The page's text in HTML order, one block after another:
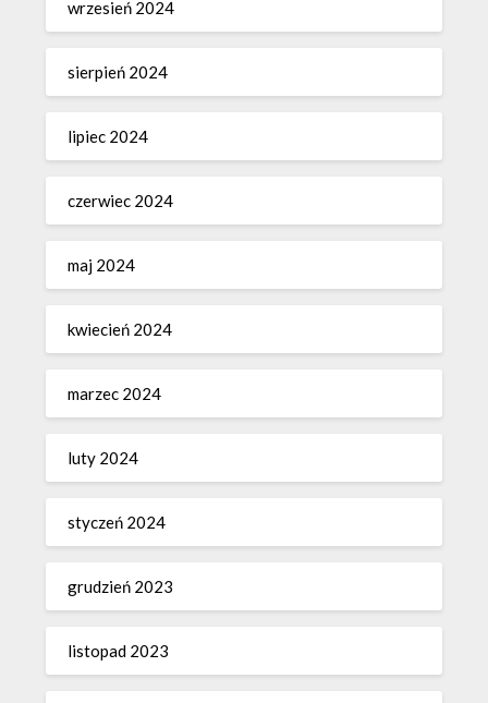
wrzesień 2024
sierpień 2024
lipiec 2024
czerwiec 2024
maj 2024
kwiecień 2024
marzec 2024
luty 2024
styczeń 2024
grudzień 2023
listopad 2023